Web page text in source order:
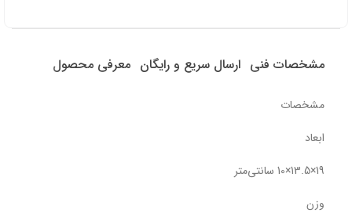
مشخصات فنی ارسال سریع و رایگان معرفی محصول
مشخصات
ابعاد
19×13.5×10 سانتی‌متر
وزن